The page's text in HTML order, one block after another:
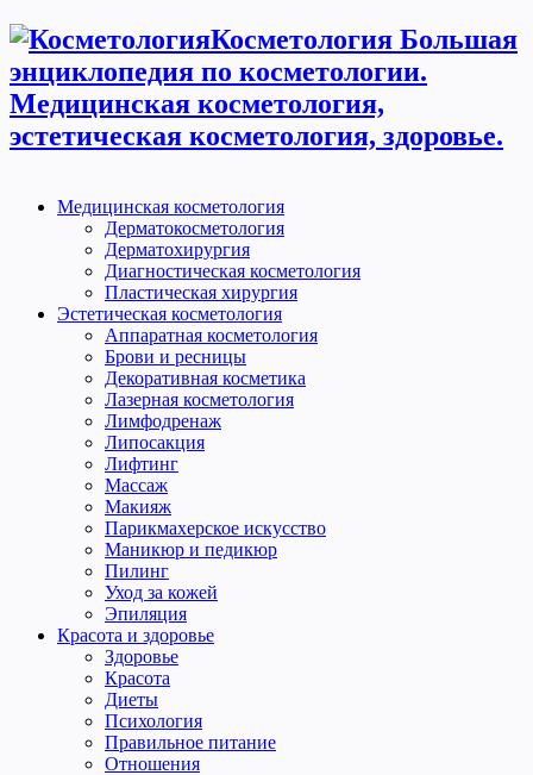
Косметология Большая
энциклопедия по косметологии.
Медицинская косметология,
эстетическая косметология, здоровье.
Медицинская косметология
Дерматокосметология
Дерматохирургия
Диагностическая косметология
Пластическая хирургия
Эстетическая косметология
Аппаратная косметология
Брови и ресницы
Декоративная косметика
Лазерная косметология
Лимфодренаж
Липосакция
Лифтинг
Массаж
Макияж
Парикмахерское искусство
Маникюр и педикюр
Пилинг
Уход за кожей
Эпиляция
Красота и здоровье
Здоровье
Красота
Диеты
Психология
Правильное питание
Отношения